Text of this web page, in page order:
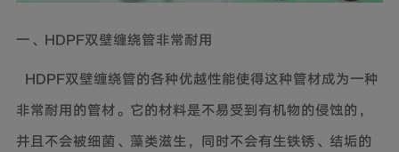
一、HDPF双壁缠绕管非常耐用
HDPF双壁缠绕管的各种优越性能使得这种管材成为一种
非常耐用的管材。它的材料是不易受到有机物的侵蚀的，
并且不会被细菌、藻类滋生，同时不会有生铁锈、结垢的